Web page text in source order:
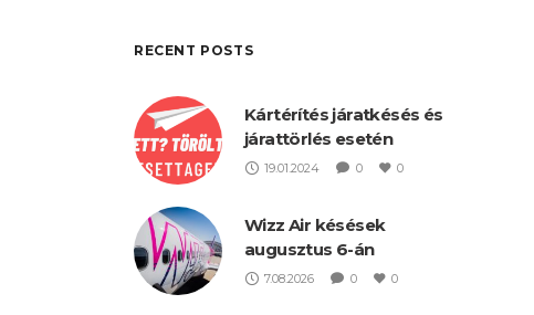
RECENT POSTS
Kártérítés járatkésés és
járattörlés esetén
19.01.2024 0 0
Wizz Air késések
augusztus 6-án
7.08.2026 0 0